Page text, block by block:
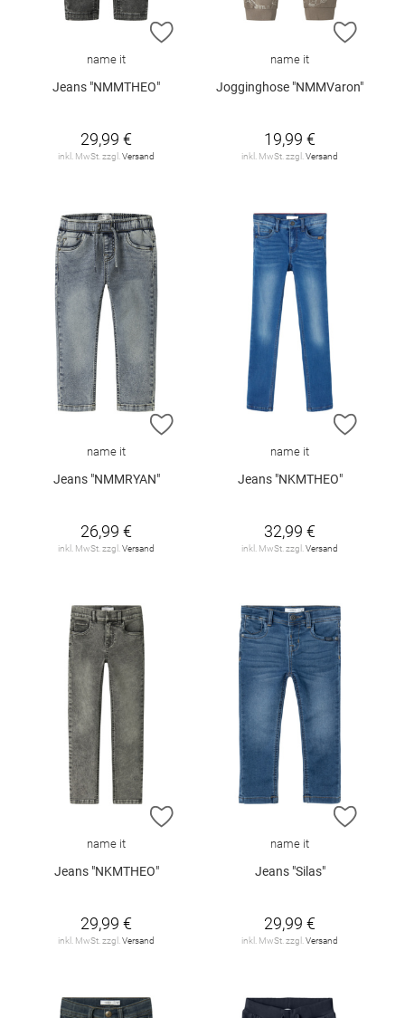
ZUR WUNSCHLISTE HINZUFÜGEN
name it
Jeans "NMMTHEO"
29,99 €
inkl. MwSt. zzgl.Versand
ZUR
name it
Jogginghose "NMMVaron"
19,99 €
inkl. MwSt. zzgl.Versand
ZUR WUNSCHLISTE HINZUFÜGEN
name it
Jeans "NMMRYAN"
26,99 €
inkl. MwSt. zzgl.Versand
ZUR
name it
Jeans "NKMTHEO"
32,99 €
inkl. MwSt. zzgl.Versand
ZUR WUNSCHLISTE HINZUFÜGEN
name it
Jeans "NKMTHEO"
29,99 €
inkl. MwSt. zzgl. Versand
ZUR
name it
Jeans "Silas"
29,99 €
inkl. MwSt. zzgl. Versand